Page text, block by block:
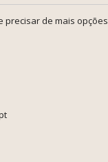
precisar de mais opções